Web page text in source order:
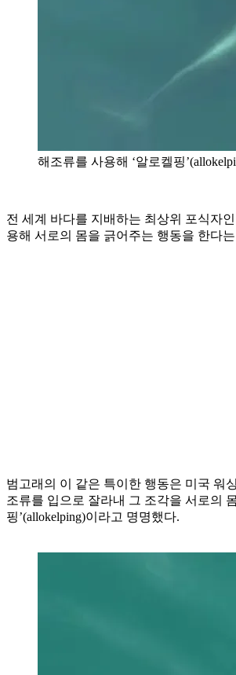
해조류를 사용해 ‘알로켈핑
전 세계 바다를 지배하는 최상위 포식자
용해 서로의 몸을 긁어주는 행동을 한다
범고래의 이 같은 특이한 행동은 미국 워
조류를 입으로 잘라내 그 조각을 서로의
핑’(allokelping)이라고 명명했다.